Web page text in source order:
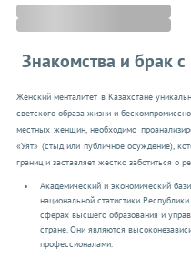
Знакомства и брак
Женский менталитет в Казахстане
светского образа жизни и
местных женщин, необходимо
«Уят» (стыд или публичное осуждение),
границ и заставляет жестко заботиться о
Академический и экономический
национальной статистики
сферах высшего образования и
стране. Они являются
профессионалами.